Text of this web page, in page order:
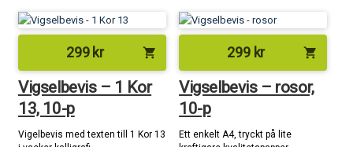
299kr shopping_cart
Vigselbevis – 1 Kor
13, 10-p
Vigelbevis med texten till 1 Kor 13
299 kr shopping_cart
Vigselbevis – rosor,
10-p
Ett enkelt A4, tryckt på lite